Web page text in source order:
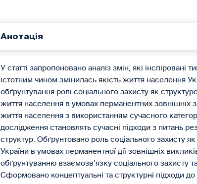
Анотація
У статті запропоновано аналіз змін, які інспіровані
істотним чином змінилась якість життя населення
обґрунтування ролі соціального захисту як
життя населення в умовах перманентних зовнішніх
життя населення з використанням сучасного
дослідження становлять сучасні підходи з питань
структур. Обґрунтовано роль соціального захисту
України в умовах перманентної дії зовнішніх
обґрунтуванню взаємозв’язку соціального захисту
Сформовано концептуальні та структурні підходи